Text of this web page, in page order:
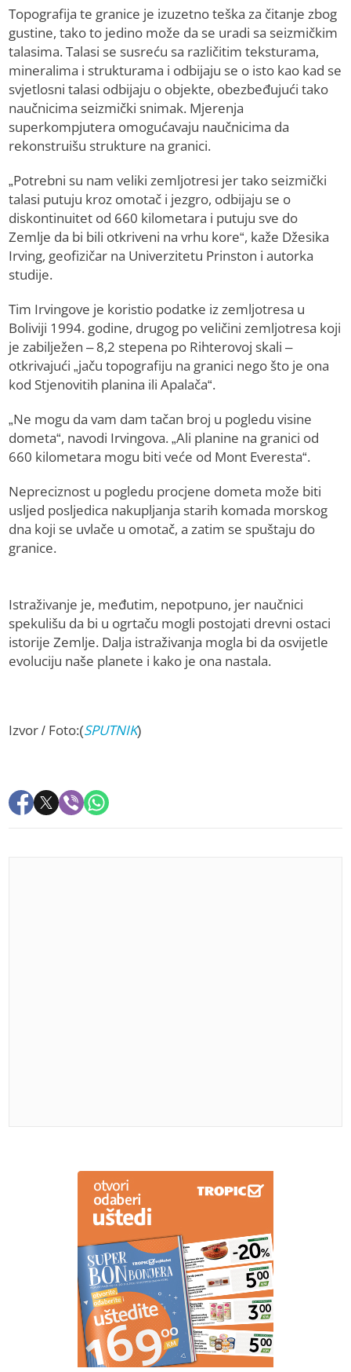
Topografija te granice je izuzetno teška za čitanje zbog
gustine, tako to jedino može da se uradi sa seizmičkim
talasima. Talasi se susreću sa različitim teksturama,
mineralima i strukturama i odbijaju se o isto kao kad se
svjetlosni talasi odbijaju o objekte, obezbeđujući tako
naučnicima seizmički snimak. Mjerenja
superkompjutera omogućavaju naučnicima da
rekonstruišu strukture na granici.
„Potrebni su nam veliki zemljotresi jer tako seizmički
talasi putuju kroz omotač i jezgro, odbijaju se o
diskontinuitet od 660 kilometara i putuju sve do
Zemlje da bi bili otkriveni na vrhu kore“, kaže Džesika
Irving, geofizičar na Univerzitetu Prinston i autorka
studije.
Tim Irvingove je koristio podatke iz zemljotresa u
Boliviji 1994. godine, drugog po veličini zemljotresa koji
je zabilježen – 8,2 stepena po Rihterovoj skali –
otkrivajući „jaču topografiju na granici nego što je ona
kod Stjenovitih planina ili Apalača“.
„Ne mogu da vam dam tačan broj u pogledu visine
dometa“, navodi Irvingova. „Ali planine na granici od
660 kilometara mogu biti veće od Mont Everesta“.
Nepreciznost u pogledu procjene dometa može biti
usljed posljedica nakupljanja starih komada morskog
dna koji se uvlače u omotač, a zatim se spuštaju do
granice.
Istraživanje je, međutim, nepotpuno, jer naučnici
spekulišu da bi u ogrtaču mogli postojati drevni ostaci
istorije Zemlje. Dalja istraživanja mogla bi da osvijetle
evoluciju naše planete i kako je ona nastala.
Izvor / Foto:(SPUTNIK)